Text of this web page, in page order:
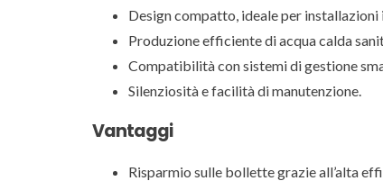
Design compatto, ideale per installazioni
Produzione efficiente di acqua calda
Compatibilità con sistemi di gestione
Silenziosità e facilità di manutenzione.
Vantaggi
Risparmio sulle bollette grazie all’alta